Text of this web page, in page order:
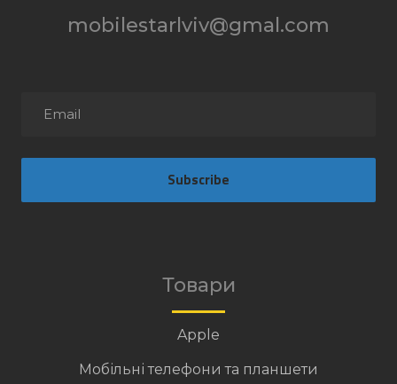
mobilestarlviv@gmal.com
Subscribe
Товари
Apple
Мобільні телефони та планшети